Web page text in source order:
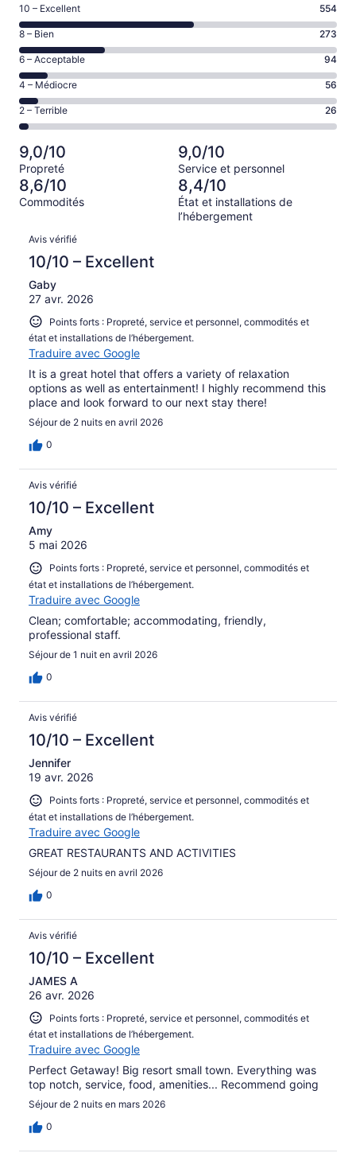
Note
de 10
–
Excellent,
d’après
554 avis
sur 1003.
10 – Excellent 554
Note
de 8
–
Bien,
d’après
273 avis
sur 1003.
8 – Bien 273
Note
de 6
–
Acceptable,
d’après
sur 1003.
6 – Acceptable 94
Note
de 4
–
Médiocre,
d’après
56 avis
sur 1003.
4 – Médiocre 56
Note
de 2
–
Terrible,
d’après
26 avis
sur 1003.
2 – Terrible 26
9,0/10
Propreté
9,0/10
Service et personnel
8,6/10
Commodités
8,4/10
État et installations de
l’hébergement
Avis
Avis vérifié
10/10 – Excellent
Gaby
27 avr. 2026
Points forts : Propreté, service et personnel, commodités et
état et installations de l’hébergement.
Traduire avec Google
It is a great hotel that offers a variety of relaxation
options as well as entertainment! I highly recommend this
place and look forward to our next stay there!
Séjour de 2 nuits en avril 2026
0
Avis vérifié
10/10 – Excellent
Amy
5 mai 2026
Points forts : Propreté, service et personnel, commodités et
état et installations de l’hébergement.
Traduire avec Google
Clean; comfortable; accommodating, friendly,
professional staff.
Séjour de 1 nuit en avril 2026
0
Avis vérifié
10/10 – Excellent
Jennifer
19 avr. 2026
Points forts : Propreté, service et personnel, commodités et
état et installations de l’hébergement.
Traduire avec Google
GREAT RESTAURANTS AND ACTIVITIES
Séjour de 2 nuits en avril 2026
0
Avis vérifié
10/10 – Excellent
JAMES A
26 avr. 2026
Points forts : Propreté, service et personnel, commodités et
état et installations de l’hébergement.
Traduire avec Google
Perfect Getaway! Big resort small town. Everything was
top notch, service, food, amenities... Recommend going
Séjour de 2 nuits en mars 2026
0